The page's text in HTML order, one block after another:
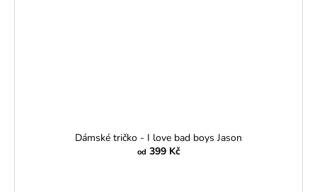
Dámské tričko - I love bad boys Jason
od 399 Kč